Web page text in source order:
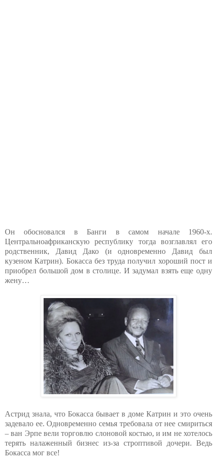
Он обосновался в Банги в самом начале 1960-х.
Центральноафриканскую республику тогда возглавлял его
родственник, Давид Дако (и одновременно Давид был
кузеном Катрин). Бокасса без труда получил хороший пост и
приобрел большой дом в столице. И задумал взять еще одну
жену…
Астрид знала, что Бокасса бывает в доме Катрин и это очень
задевало ее. Одновременно семья требовала от нее смириться
– ван Эрпе вели торговлю слоновой костью, и им не хотелось
терять налаженный бизнес из-за строптивой дочери. Ведь
Бокасса мог все!